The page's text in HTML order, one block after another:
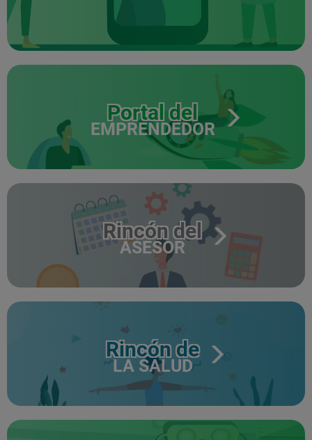
Portal del
EMPRENDEDOR
Rincón del
ASESOR
Rincón de
LA SALUD